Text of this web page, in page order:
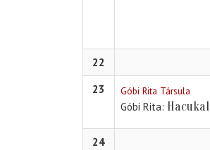
22
23
Góbi Rita Társula
Góbi Rita
24